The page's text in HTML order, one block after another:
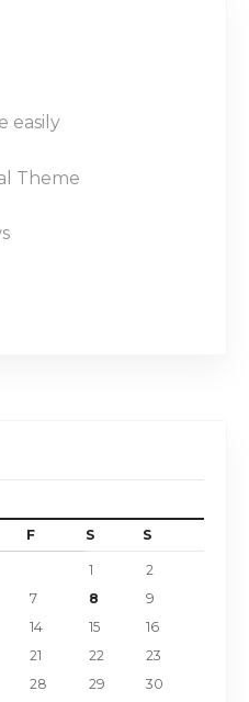
easily
Theme
F S S
1
2
7 8
9
14 15
16
21 22
23
28 29
30